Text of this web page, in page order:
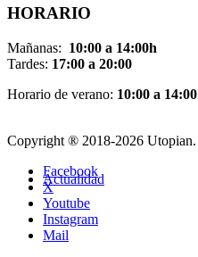
Actualidad
HORARIO
Mañanas: 10:00 a 14:00h
Tardes: 17:00 a 20:00
Horario de verano: 10:00 a 14:00
Copyright ® 2018-2026 Utopian.
Facebook
X
Youtube
Instagram
Mail